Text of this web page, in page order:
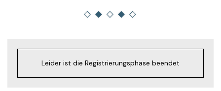
Leider ist die Registrierungsphase beendet